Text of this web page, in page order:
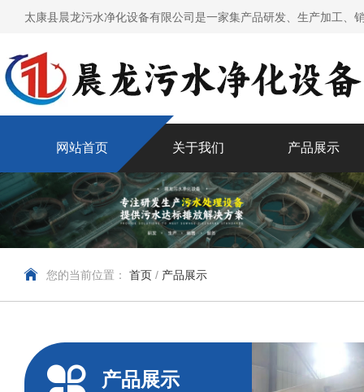
太康县晨龙污水净化设备有限公司是一家集产品研发、生产加工
网站首页 关于我们 产品展示
您的当前位置： 首页 / 产品展示
产品展示